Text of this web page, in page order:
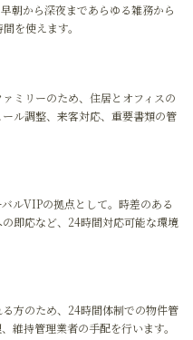
朝から深夜まであらゆる雑務から
を使えます。
ミリーのため、住居とオフィスの
ル調整、来客対応、重要書類の管
ルVIPの拠点として。時差のある
即応など、24時間対応可能な環境
方のため、24時間体制での物件管
維持管理業者の手配を行います。